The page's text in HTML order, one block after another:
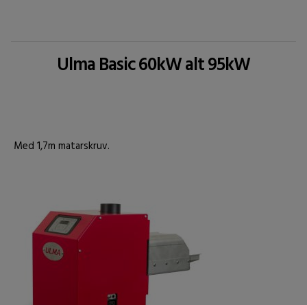
Ulma Basic 60kW alt 95kW
Med 1,7m matarskruv.